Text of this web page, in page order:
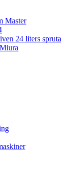
Master
24 liters spruta